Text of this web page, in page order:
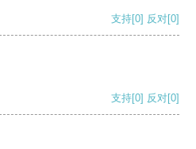
支持[0] 反对[0]
支持[0] 反对[0]